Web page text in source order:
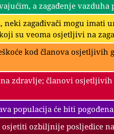
a zagađenje
zagađivači mogu imati
su veoma osjetljivi na
kod članova osjetljivih
na zdravlje; članovi
populacija će biti
ozbiljnije posljedice